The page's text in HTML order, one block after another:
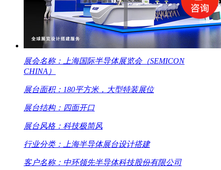
展会名称：上海国际半导体展览会（SEMICON
CHINA）
展台面积：180平方米，大型特装展位
展台结构：四面开口
展台风格：科技极简风
行业分类：上海半导体展台设计搭建
客户名称：中环领先半导体科技股份有限公司